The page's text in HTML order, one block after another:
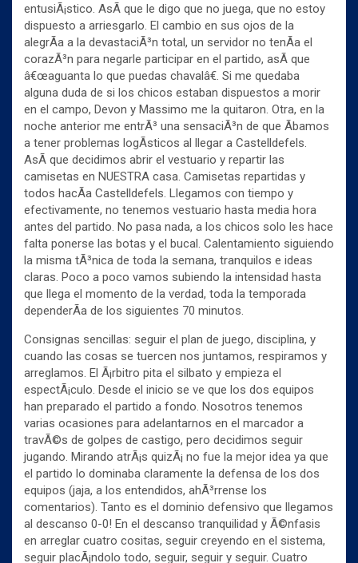
entusiÃ¡stico. AsÃ­ que le digo que no juega, que no estoy
dispuesto a arriesgarlo. El cambio en sus ojos de la
alegrÃ­a a la devastaciÃ³n total, un servidor no tenÃ­a el
corazÃ³n para negarle participar en el partido, asÃ­ que
â€œaguanta lo que puedas chavalâ€. Si me quedaba
alguna duda de si los chicos estaban dispuestos a morir
en el campo, Devon y Massimo me la quitaron. Otra, en la
noche anterior me entrÃ³ una sensaciÃ³n de que Ã­bamos
a tener problemas logÃ­sticos al llegar a Castelldefels.
AsÃ­ que decidimos abrir el vestuario y repartir las
camisetas en NUESTRA casa. Camisetas repartidas y
todos hacÃ­a Castelldefels. Llegamos con tiempo y
efectivamente, no tenemos vestuario hasta media hora
antes del partido. No pasa nada, a los chicos solo les hace
falta ponerse las botas y el bucal. Calentamiento siguiendo
la misma tÃ³nica de toda la semana, tranquilos e ideas
claras. Poco a poco vamos subiendo la intensidad hasta
que llega el momento de la verdad, toda la temporada
dependerÃ­a de los siguientes 70 minutos.
Consignas sencillas: seguir el plan de juego, disciplina, y
cuando las cosas se tuercen nos juntamos, respiramos y
arreglamos. El Ã¡rbitro pita el silbato y empieza el
espectÃ¡culo. Desde el inicio se ve que los dos equipos
han preparado el partido a fondo. Nosotros tenemos
varias ocasiones para adelantarnos en el marcador a
travÃ©s de golpes de castigo, pero decidimos seguir
jugando. Mirando atrÃ¡s quizÃ¡ no fue la mejor idea ya que
el partido lo dominaba claramente la defensa de los dos
equipos (jaja, a los entendidos, ahÃ³rrense los
comentarios). Tanto es el dominio defensivo que llegamos
al descanso 0-0! En el descanso tranquilidad y Ã©nfasis
en arreglar cuatro cositas, seguir creyendo en el sistema,
seguir placÃ¡ndolo todo, seguir, seguir y seguir. Cuatro